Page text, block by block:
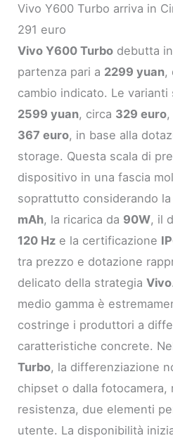
Vivo Y600 Turbo arriva in
291 euro
Vivo Y600 Turbo debutta
partenza pari a 2299 yuan,
cambio indicato. Le
2599 yuan, circa 329 euro
367 euro, in base alla
storage. Questa scala di
dispositivo in una fascia
soprattutto considerando
mAh, la ricarica da 90W, il
120 Hz e la certificazione
tra prezzo e dotazione
delicato della strategiaVivo
medio gamma è
costringe i produttori a
caratteristiche concrete.
Turbo, la differenziazione
chipset o dalla fotocamera,
resistenza, due elementi
utente. La disponibilità